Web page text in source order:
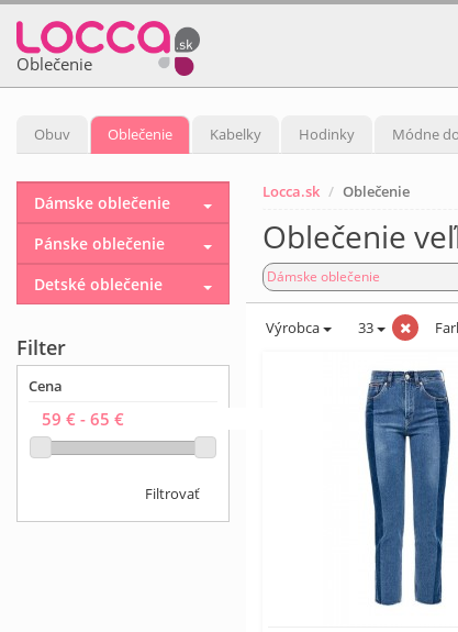
Oblečenie
Obuv Oblečenie Kabelky Hodinky Módne
Locca.sk Oblečenie
Oblečenie
Dámske oblečenie
Výrobca 33
Dámske oblečenie
Pánske oblečenie
Detské oblečenie
Filter
Cena
Filtrovať